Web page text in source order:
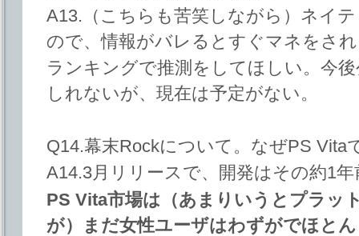
A13.（こちらも苦笑しながら）ネイ
ので、情報がバレるとすぐマネをさ
ランキングで推測をしてほしい。今
しれないが、現在は予定がない。
Q14.幕末Rockについて。なぜPS Vita
A14.3月リリースで、開発はその約1
PS Vita市場は（あまりいうとプラッ
が）まだ女性ユーザはわずがでほと